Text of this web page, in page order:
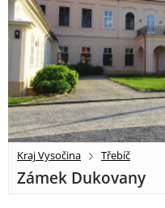
Kraj Vysočina Třebíč
Zámek Dukovany